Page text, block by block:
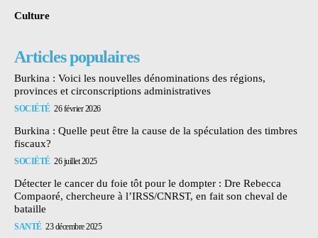
Culture
Articles populaires
Burkina : Voici les nouvelles dénominations des régions,
provinces et circonscriptions administratives
SOCIÉTÉ 26 février 2026
Burkina : Quelle peut être la cause de la spéculation des timbres
fiscaux?
SOCIÉTÉ 26 juillet 2025
Détecter le cancer du foie tôt pour le dompter : Dre Rebecca
Compaoré, chercheure à l’IRSS/CNRST, en fait son cheval de
bataille
SANTÉ 23 décembre 2025